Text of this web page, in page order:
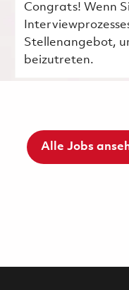
Congrats! Wenn
Stellenangebot,
beizutreten.
Alle Jobs